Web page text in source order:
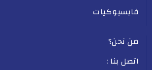
فايسبوكيات
من نحن؟
اتصل بنا :